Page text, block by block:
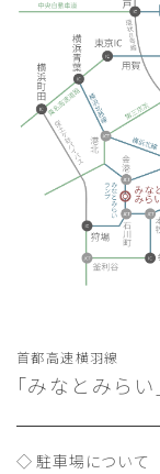
首都高速横羽線
｢みなとみらい
駐車場について